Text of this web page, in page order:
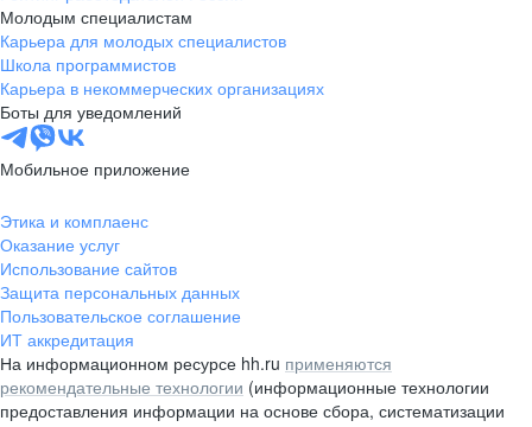
Молодым специалистам
Карьера для молодых специалистов
Школа программистов
Карьера в некоммерческих организациях
Боты для уведомлений
Мобильное приложение
Этика и комплаенс
Оказание услуг
Использование сайтов
Защита персональных данных
Пользовательское соглашение
ИТ аккредитация
На информационном ресурсе hh.ru применяются
рекомендательные технологии (информационные технологии
предоставления информации на основе сбора, систематизации